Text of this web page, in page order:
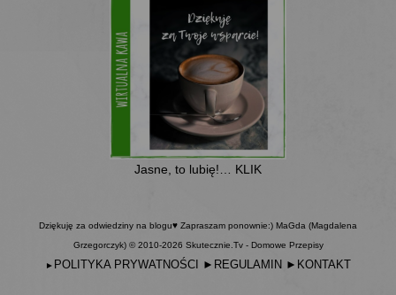
Jasne, to lubię!… KLIK
Dziękuję za odwiedziny na blogu♥ Zapraszam ponownie:) MaGda (Magdalena
Grzegorczyk) © 2010-2026 Skutecznie.Tv - Domowe Przepisy
► POLITYKA PRYWATNOŚCI ► REGULAMIN ► KONTAKT